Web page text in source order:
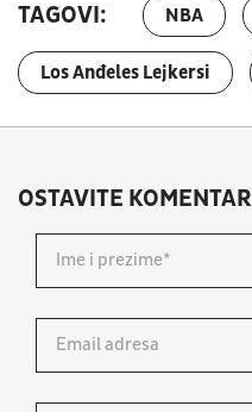
TAGOVI: NBA
Los Anđeles Lejkersi
OSTAVITE KOMENTAR